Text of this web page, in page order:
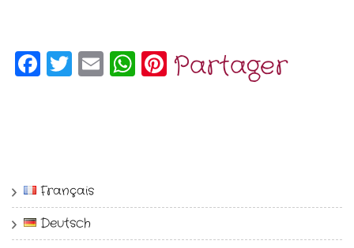
Facebook
Twitter
EmailWhatsApp
Pinterest
Partager
Français
Deutsch